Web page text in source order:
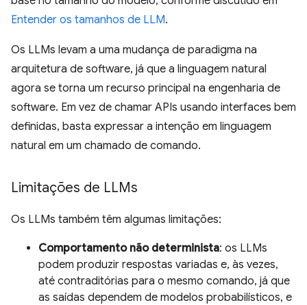
Entender os tamanhos de LLM.
Os LLMs levam a uma mudança de paradigma na
arquitetura de software, já que a linguagem natural
agora se torna um recurso principal na engenharia de
software. Em vez de chamar APIs usando interfaces bem
definidas, basta expressar a intenção em linguagem
natural em um chamado de comando.
Limitações de LLMs
Os LLMs também têm algumas limitações:
Comportamento não determinista: os LLMs
podem produzir respostas variadas e, às vezes,
até contraditórias para o mesmo comando, já que
as saídas dependem de modelos probabilísticos, e